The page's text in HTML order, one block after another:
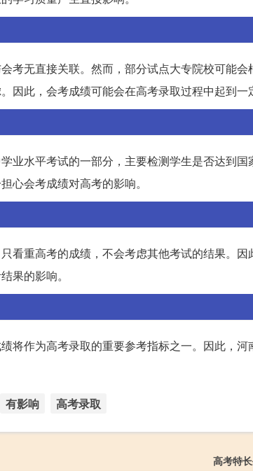
考无直接关联。然而，部分试点大专院校可能会
此，会考成绩可能会在高考录取过程中起到一
业水平考试的一部分，主要检测学生是否达到国
心会考成绩对高考的影响。
看重高考的成绩，不会考虑其他考试的结果。因
果的影响。
将作为高考录取的重要参考指标之一。因此，河
有影响 高考录取
高考特